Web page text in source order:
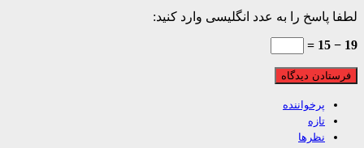
پاسخ را به عدد انگلیسی وارد کنید:
پرخواننده
تازه
نظرها